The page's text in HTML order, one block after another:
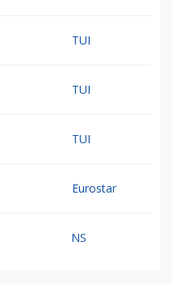
TUI
TUI
TUI
Eurostar
NS